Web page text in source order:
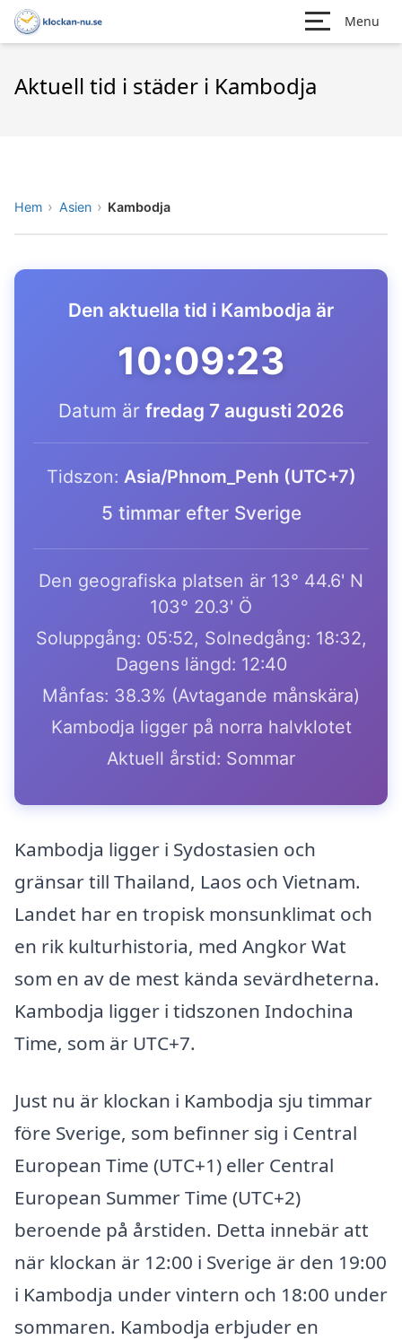
Menu
Aktuell tid i städer i Kambodja
Hem Asien Kambodja
Den aktuella tid i Kambodja är
10:09:23
Datum är fredag 7 augusti 2026
Tidszon: Asia/Phnom_Penh (UTC+7)
5 timmar efter Sverige
Den geografiska platsen är 13° 44.6' N
103° 20.3' Ö
Soluppgång: 05:52, Solnedgång: 18:32,
Dagens längd: 12:40
Månfas: 38.3% (Avtagande månskära)
Kambodja ligger på norra halvklotet
Aktuell årstid: Sommar
Kambodja ligger i Sydostasien och
gränsar till Thailand, Laos och Vietnam.
Landet har en tropisk monsunklimat och
en rik kulturhistoria, med Angkor Wat
som en av de mest kända sevärdheterna.
Kambodja ligger i tidszonen Indochina
Time, som är UTC+7.
Just nu är klockan i Kambodja sju timmar
före Sverige, som befinner sig i Central
European Time (UTC+1) eller Central
European Summer Time (UTC+2)
beroende på årstiden. Detta innebär att
när klockan är 12:00 i Sverige är den 19:00
i Kambodja under vintern och 18:00 under
sommaren. Kambodja erbjuder en